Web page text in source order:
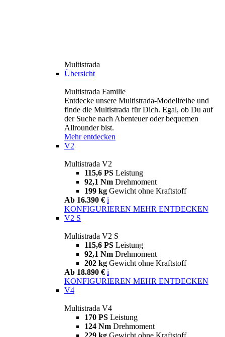
Multistrada
Übersicht
Multistrada Familie
Entdecke unsere Multistrada-Modellreihe und
finde die Multistrada für Dich. Egal, ob Du auf
der Suche nach Abenteuer oder bequemen
Allrounder bist.
Mehr entdecken
V2
Multistrada V2
115,6 PS Leistung
92,1 Nm Drehmoment
199 kg Gewicht ohne Kraftstoff
Ab 16.390 € i
KONFIGURIEREN MEHR ENTDECKEN
V2 S
Multistrada V2 S
115,6 PS Leistung
92,1 Nm Drehmoment
202 kg Gewicht ohne Kraftstoff
Ab 18.890 € i
KONFIGURIEREN MEHR ENTDECKEN
V4
Multistrada V4
170 PS Leistung
124 Nm Drehmoment